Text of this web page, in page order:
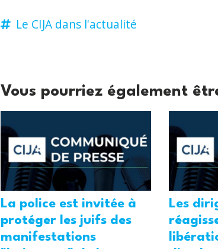
Le CIJA dans l'actualité
Vous pourriez également
La police est invitée à
protéger les juifs des
manifestations
Les